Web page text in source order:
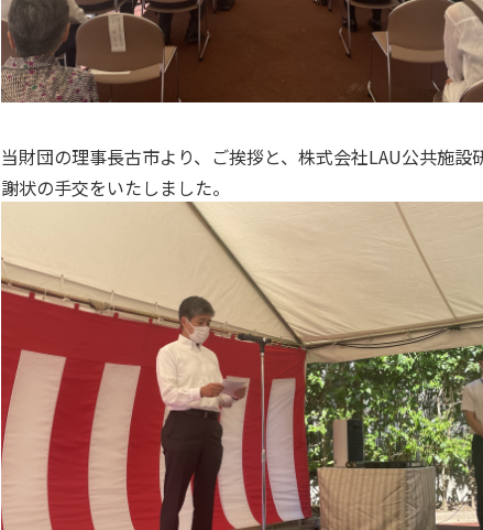
当財団の理事長古市より、ご挨拶と、株式会社LAU公共施
謝状の手交をいたしました。